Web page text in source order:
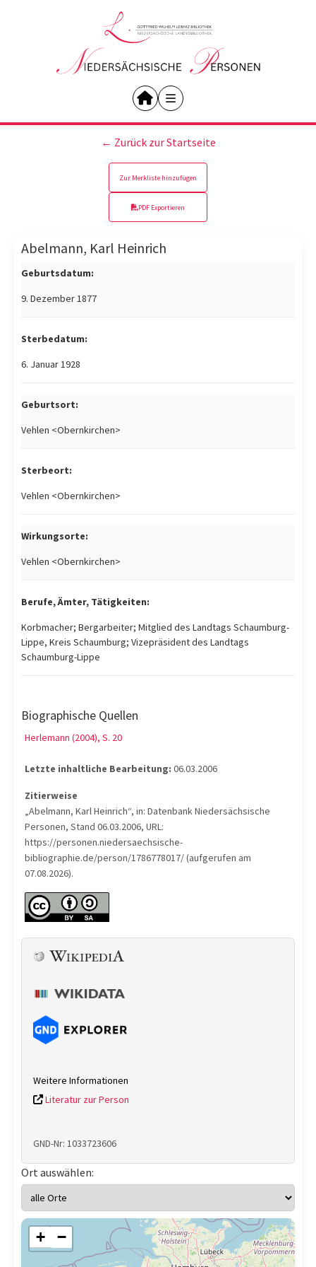
← Zurück zur Startseite
Zur Merkliste hinzufügen
PDF Exportieren
Abelmann, Karl Heinrich
Geburtsdatum:
9. Dezember 1877
Sterbedatum:
6. Januar 1928
Geburtsort:
Vehlen <Obernkirchen>
Sterbeort:
Vehlen <Obernkirchen>
Wirkungsorte:
Vehlen <Obernkirchen>
Berufe, Ämter, Tätigkeiten:
Korbmacher; Bergarbeiter; Mitglied des Landtags Schaumburg-
Lippe, Kreis Schaumburg; Vizepräsident des Landtags
Schaumburg-Lippe
Biographische Quellen
Herlemann (2004), S. 20
Letzte inhaltliche Bearbeitung: 06.03.2006
Zitierweise
„Abelmann, Karl Heinrich“, in: Datenbank Niedersächsische
Personen, Stand 06.03.2006, URL:
https://personen.niedersaechsische-
bibliographie.de/person/1786778017/ (aufgerufen am
07.08.2026).
Weitere Informationen
Literatur zur Person
GND-Nr: 1033723606
Ort auswählen:
+ −